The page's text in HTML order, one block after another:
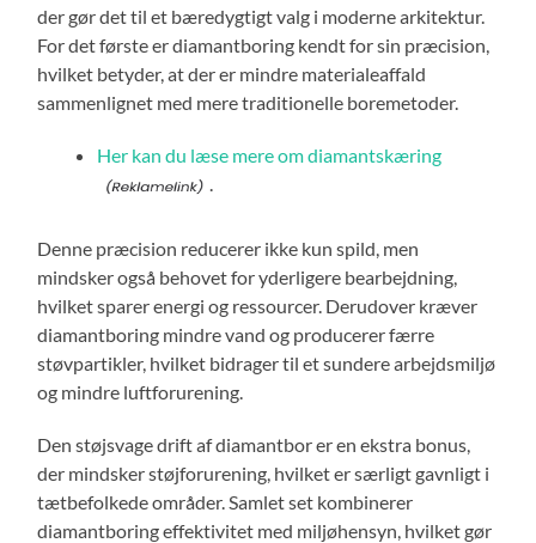
der gør det til et bæredygtigt valg i moderne arkitektur.
For det første er diamantboring kendt for sin præcision,
hvilket betyder, at der er mindre materialeaffald
sammenlignet med mere traditionelle boremetoder.
Her kan du læse mere om diamantskæring
Denne præcision reducerer ikke kun spild, men
mindsker også behovet for yderligere bearbejdning,
hvilket sparer energi og ressourcer. Derudover kræver
diamantboring mindre vand og producerer færre
støvpartikler, hvilket bidrager til et sundere arbejdsmiljø
og mindre luftforurening.
Den støjsvage drift af diamantbor er en ekstra bonus,
der mindsker støjforurening, hvilket er særligt gavnligt i
tætbefolkede områder. Samlet set kombinerer
diamantboring effektivitet med miljøhensyn, hvilket gør